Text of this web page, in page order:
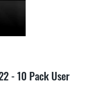
- 10 Pack User